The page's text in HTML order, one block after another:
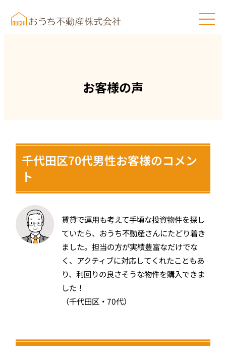
お客様の声
千代田区70代男性お客様のコメン
ト
賃貸で運用も考えて手頃な投資物件を探し
ていたら、おうち不動産さんにたどり着き
ました。担当の方が実績豊富なだけでな
く、アクティブに対応してくれたこともあ
り、利回りの良さそうな物件を購入できま
した！
（千代田区・70代）